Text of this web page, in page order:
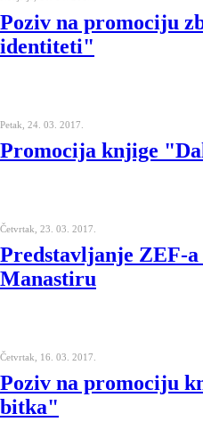
Poziv na promociju
identiteti"
Petak, 24. 03. 2017.
Promocija knjige
Četvrtak, 23. 03. 2017.
Predstavljanje ZEF-
Manastiru
Četvrtak, 16. 03. 2017.
Poziv na promociju
bitka"